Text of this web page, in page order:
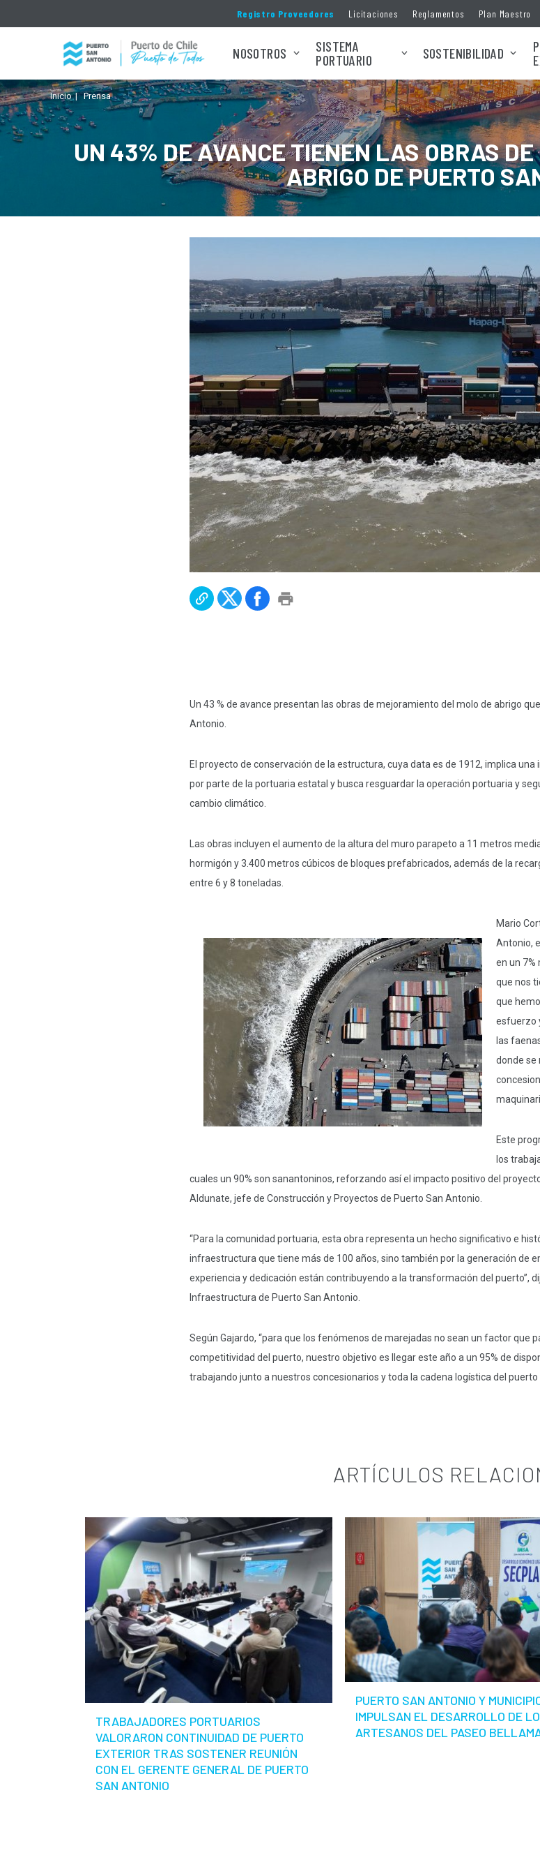
Registro Proveedores Licitaciones Reglamentos Plan Maestro
NOSOTROS
SISTEMA
PORTUARIO
SOSTENIBILIDAD
Inicio Prensa
UN 43% DE AVANCE TIENEN LAS OBRAS
ABRIGO DE PUERTO
Un 43 % de avance presentan las obras de mejoramiento del molo de abrigo
Antonio.
El proyecto de conservación de la estructura, cuya data es de 1912, implica
por parte de la portuaria estatal y busca resguardar la operación portuaria y
cambio climático.
Las obras incluyen el aumento de la altura del muro parapeto a 11 metros
hormigón y 3.400 metros cúbicos de bloques prefabricados, además de la
entre 6 y 8 toneladas.
Mario
Antonio,
en un 7%
que nos
que
esfuerzo
las
donde se
Este
los
cuales un 90% son sanantoninos, reforzando así el impacto positivo del
Aldunate, jefe de Construcción y Proyectos de Puerto San Antonio.
“Para la comunidad portuaria, esta obra representa un hecho significativo e
infraestructura que tiene más de 100 años, sino también por la generación de
experiencia y dedicación están contribuyendo a la transformación del puerto”,
Infraestructura de Puerto San Antonio.
Según Gajardo, “para que los fenómenos de marejadas no sean un factor que
competitividad del puerto, nuestro objetivo es llegar este año a un 95% de
trabajando junto a nuestros concesionarios y toda la cadena logística del puerto
ARTÍCULOS
TRABAJADORES PORTUARIOS
VALORARON CONTINUIDAD DE PUERTO
EXTERIOR TRAS SOSTENER REUNIÓN
CON EL GERENTE GENERAL DE PUERTO
SAN ANTONIO
PUERTO SAN ANTONIO Y
IMPULSAN EL DESARROLLO DE
ARTESANOS DEL PASEO